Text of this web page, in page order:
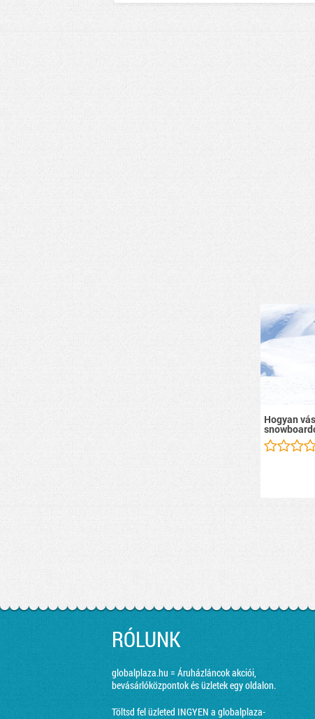
Hogyan
RÓLUNK
globalplaza.hu = Áruházláncok akciói,
bevásárlóközpontok és üzletek egy oldalon.
Töltsd fel üzleted INGYEN a globalplaza-